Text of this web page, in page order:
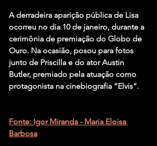
A derradeira aparição pública de Lisa
ocorreu no dia 10 de janeiro, durante a
cerimônia de premiação do Globo de
Ouro. Na ocasião, posou para fotos
junto de Priscilla e do ator Austin
Butler, premiado pela atuação como
protagonista na cinebiografia “Elvis”.
Fonte: Igor Miranda - Maria Eloisa
Barbosa